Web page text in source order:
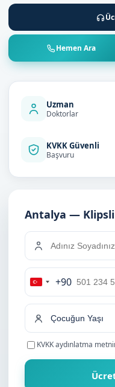
Hemen Ara
Uzman
Doktorlar
KVKK Güvenli
Başvuru
Antalya —
Turkey
+90
+90
KVKK aydınlatma